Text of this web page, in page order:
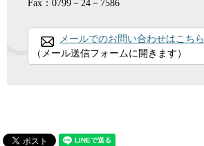
Fax：0799－24－7586
メールでのお問い合わせはこちら
（メール送信フォームに開きます）